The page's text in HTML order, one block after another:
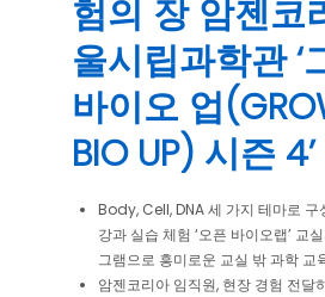
험의 장 암젠코
울시립과학관 ‘
바이오 업
BIO UP) 시즌
Body, Cell, DNA 세 가지 테마로 구
강과 실습 체험 ‘오픈 바이오랩’ 교
그램으로 흥미로운 교실 밖 과학 교
암젠코리아 임직원, 현장 경험 전달